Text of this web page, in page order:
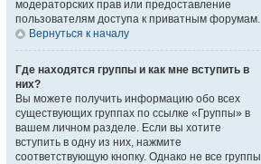
модераторских прав или предоставление
пользователям доступа к приватным форумам.
Вернуться к началу
Где находятся группы и как мне вступить в
них?
Вы можете получить информацию обо всех
существующих группах по ссылке «Группы» в
вашем личном разделе. Если вы хотите
вступить в одну из них, нажмите
соответствующую кнопку. Однако не все группы